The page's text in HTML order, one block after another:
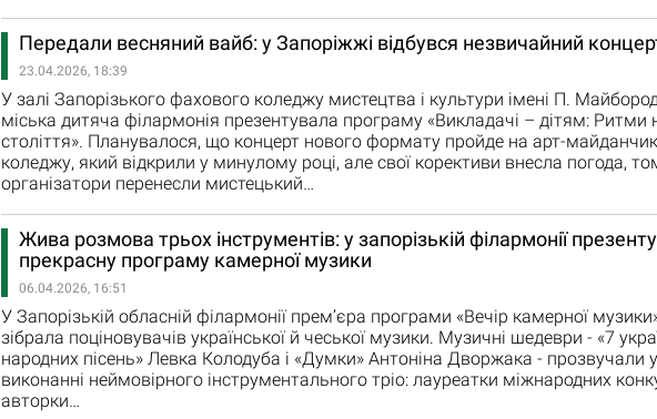
Передали весняний вайб: у Запоріжжі відбувся незвичайний
23.04.2026, 18:39
У залі Запорізького фахового коледжу мистецтва і культури імені П.
міська дитяча філармонія презентувала програму «Викладачі – дітям: Ритми
століття». Планувалося, що концерт нового формату пройде на арт-
коледжу, який відкрили у минулому році, але свої корективи внесла погода,
організатори перенесли мистецький…
Жива розмова трьох інструментів: у запорізькій філармонії
прекрасну програму камерної музики
06.04.2026, 16:51
У Запорізькій обласній філармонії прем’єра програми «Вечір камерної
зібрала поціновувачів української й чеської музики. Музичні шедеври - «7
народних пісень» Левка Колодуба і «Думки» Антоніна Дворжака - прозвучали у
виконанні неймовірного інструментального тріо: лауреатки міжнародних
авторки…